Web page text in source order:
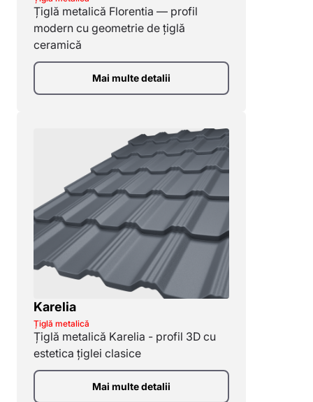
Țiglă metalică Florentia — profil
modern cu geometrie de țiglă
ceramică
Mai multe detalii
Karelia
Țiglă metalică
Țiglă metalică Karelia - profil 3D cu
estetica țiglei clasice
Mai multe detalii